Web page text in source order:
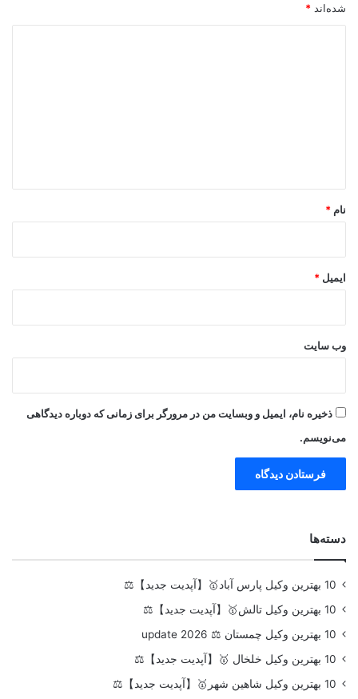
شده‌اند *
نام *
ایمیل *
وب‌ سایت
ذخیره نام، ایمیل و وبسایت من در مرورگر برای زمانی که دوباره دیدگاهی
می‌نویسم.
دسته‌ها
10 بهترین وکیل پارس آباد🥇【آپدیت جدید】⚖️
10 بهترین وکیل تالش🥇【آپدیت جدید】⚖️
10 بهترین وکیل چمستان ⚖️ update 2026
10 بهترین وکیل خلخال 🥇【آپدیت جدید】⚖️
10 بهترین وکیل شاهین شهر🥇【آپدیت جدید】⚖️